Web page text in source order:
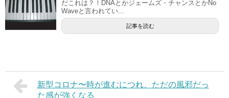
だこれは？！DNAとかジェームズ・チャンスとかNo
Waveと言われてい...
記事を読む
新型コロナ〜時が進むにつれ、ただの風邪だっ
た感が強くなる